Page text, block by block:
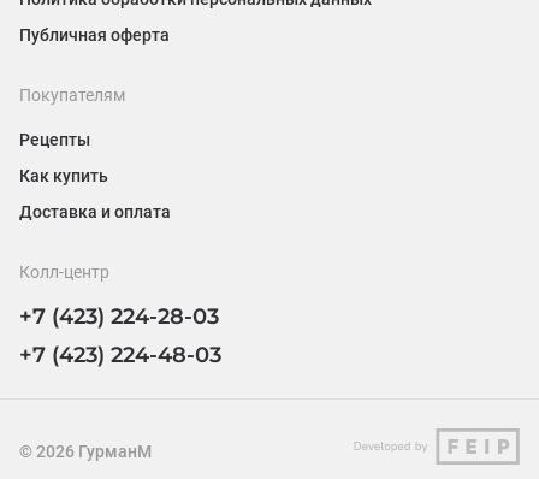
Публичная оферта
Покупателям
Рецепты
Как купить
Доставка и оплата
Колл-центр
+7 (423) 224-28-03
+7 (423) 224-48-03
© 2026 ГурманМ